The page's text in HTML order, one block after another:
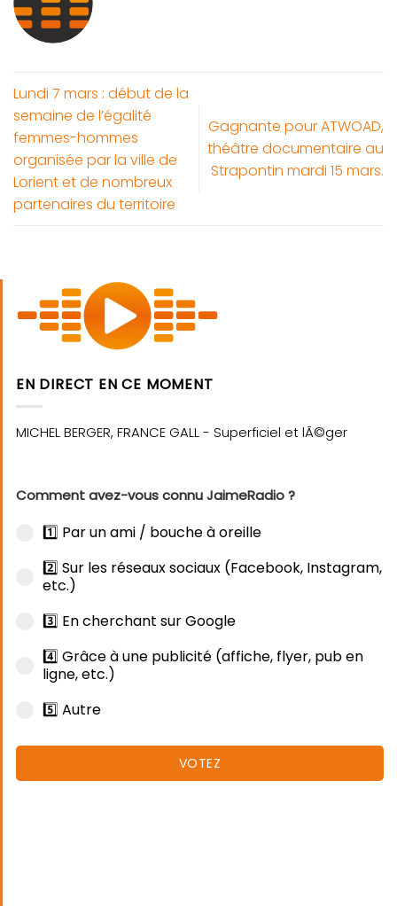
Lundi 7 mars : début de la
semaine de l’égalité
femmes-hommes
organisée par la ville de
Lorient et de nombreux
partenaires du territoire
Gagnante pour ATWOAD,
théâtre documentaire au
Strapontin mardi 15 mars.
EN DIRECT EN CE MOMENT
Comment avez-vous connu JaimeRadio ?
1️⃣ Par un ami / bouche à oreille
2️⃣ Sur les réseaux sociaux (Facebook, Instagram,
etc.)
3️⃣ En cherchant sur Google
4️⃣ Grâce à une publicité (affiche, flyer, pub en
ligne, etc.)
5️⃣ Autre
VOTEZ